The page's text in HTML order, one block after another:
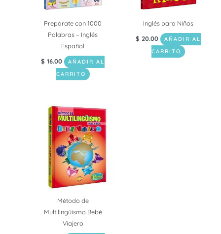
Prepárate con 1000
Palabras – Inglés
Español
$ 16.00
AÑADIR AL
CARRITO
Inglés para Niños
$ 20.00
AÑADIR AL
CARRITO
Método de
Multilingüismo Bebé
Viajero